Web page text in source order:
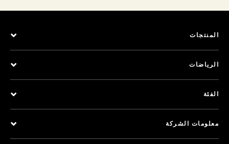
المنتجات
الرياضات
الفئة
معلومات الشركة